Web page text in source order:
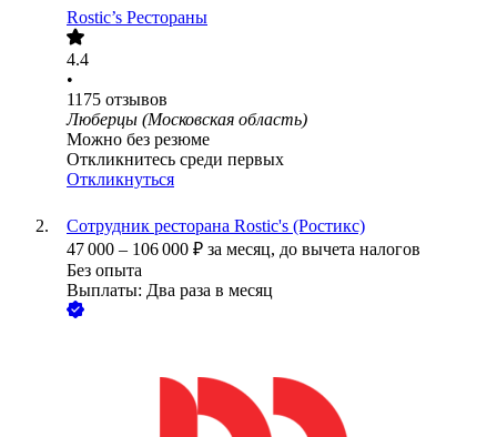
Rostic’s Рестораны
4.4
•
1175 отзывов
Люберцы (Московская область)
Можно без резюме
Откликнитесь среди первых
Откликнуться
Сотрудник ресторана Rostic's (Ростикс)
47 000 – 106 000 ₽ за месяц, до вычета налогов
Без опыта
Выплаты: Два раза в месяц